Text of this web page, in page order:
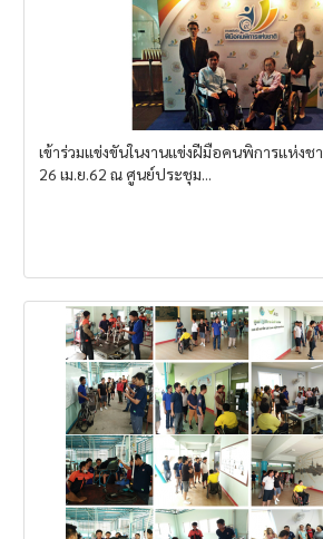
เข้าร่วมแข่งขันในงานแข่งฝีมือคนพิการแห่งช
26 เม.ย.62 ณ ศูนย์ประชุม...